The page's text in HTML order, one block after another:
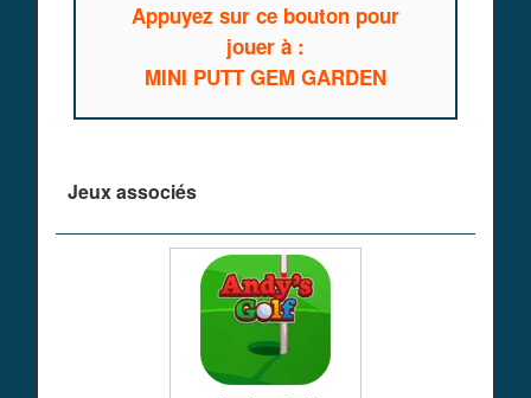
Appuyez sur ce bouton pour
jouer à :
MINI PUTT GEM GARDEN
Jeux associés